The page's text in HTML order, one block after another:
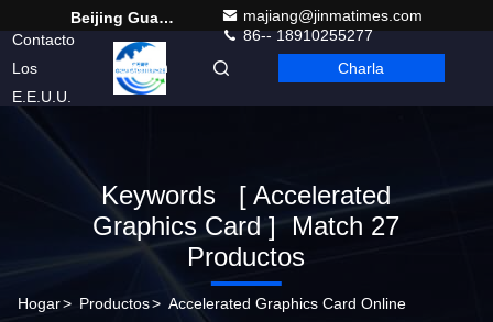
Beijing Guangtian Runze Technology Co., Ltd.
majiang@jinmatimes.com
86-- 18910255277
Contacto
Los
E.E.U.U.
Spanish Charla
Keywords [ Accelerated
Graphics Card ] Match 27
Productos
Hogar> Productos> Accelerated Graphics Card Online